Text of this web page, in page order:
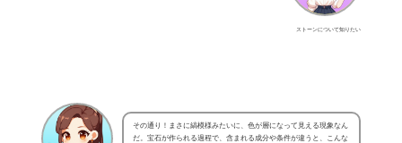
ストーンについて知りたい
その通り！まさに縞模様みたいに、色が層になって見える現象なん
だ。宝石が作られる過程で、含まれる成分や条件が違うと、こんな